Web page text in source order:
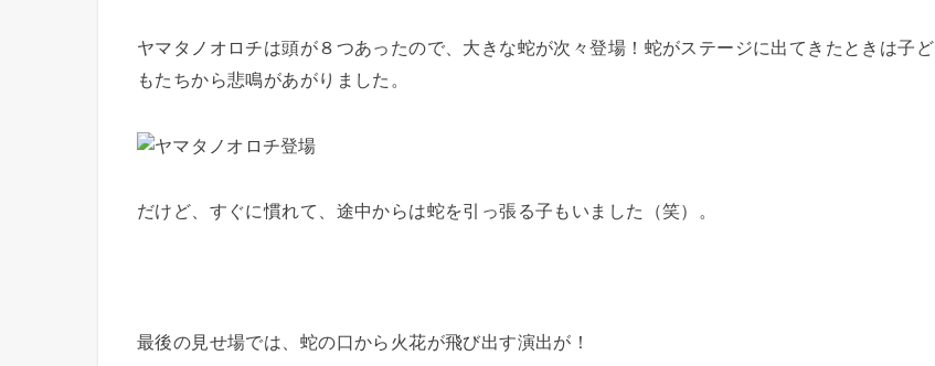
ヤマタノオロチは頭が８つあったので、大きな蛇が次々登場！蛇がステージに出てきたときは子ど
もたちから悲鳴があがりました。
だけど、すぐに慣れて、途中からは蛇を引っ張る子もいました（笑）。
最後の見せ場では、蛇の口から火花が飛び出す演出が！